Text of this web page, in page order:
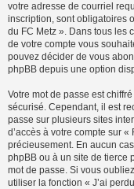
votre adresse de courriel
inscription, sont obligatoires
du FC Metz ». Dans tous les
de votre compte vous
pouvez décider de vous
phpBB depuis une option
Votre mot de passe est
sécurisé. Cependant, il est
passe sur plusieurs sites
d’accès à votre compte sur
précieusement. En aucun
phpBB ou à un site de tierce
mot de passe. Si vous
utiliser la fonction « J’ai